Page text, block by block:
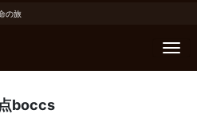
の旅
boccs